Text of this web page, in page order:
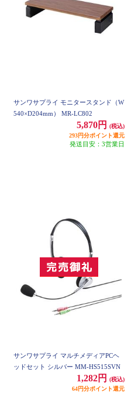
サンワサプライ モニタースタンド（W
540×D204mm） MR-LC802
5,870円
(税込)
293円分ポイント還元
発送目安：3営業日
サンワサプライ マルチメディアPCヘ
ッドセット シルバー MM-HS515SVN
1,282円
(税込)
64円分ポイント還元